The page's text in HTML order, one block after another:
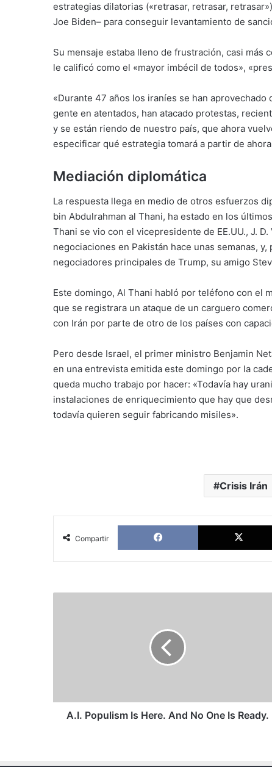
estrategias dilatorias («retrasar, retrasar,
Joe Biden– para conseguir levantamiento de
Su mensaje estaba lleno de frustración, casi más
le calificó como el «mayor imbécil de todos»,
«Durante 47 años los iraníes se han
gente en atentados, han atacado protestas,
y se están riendo de nuestro país, que ahora
especificar qué estrategia tomará a partir de
Mediación diplomática
La respuesta llega en medio de otros esfuerzos
bin Abdulrahman al Thani, ha estado en los
Thani se vio con el vicepresidente de EE.UU., J.
negociaciones en Pakistán hace unas semanas,
negociadores principales de Trump, su amigo
Este domingo, Al Thani habló por teléfono con el
que se registrara un ataque de un carguero
con Irán por parte de otro de los países con
Pero desde Israel, el primer ministro Benjamin
en una entrevista emitida este domingo por la
queda mucho trabajo por hacer: «Todavía hay
instalaciones de enriquecimiento que hay que
todavía quieren seguir fabricando misiles».
Crisis Irán
Compartir
Facebook
Ready.
A.I. Populism Is Here. And No One Is Ready.